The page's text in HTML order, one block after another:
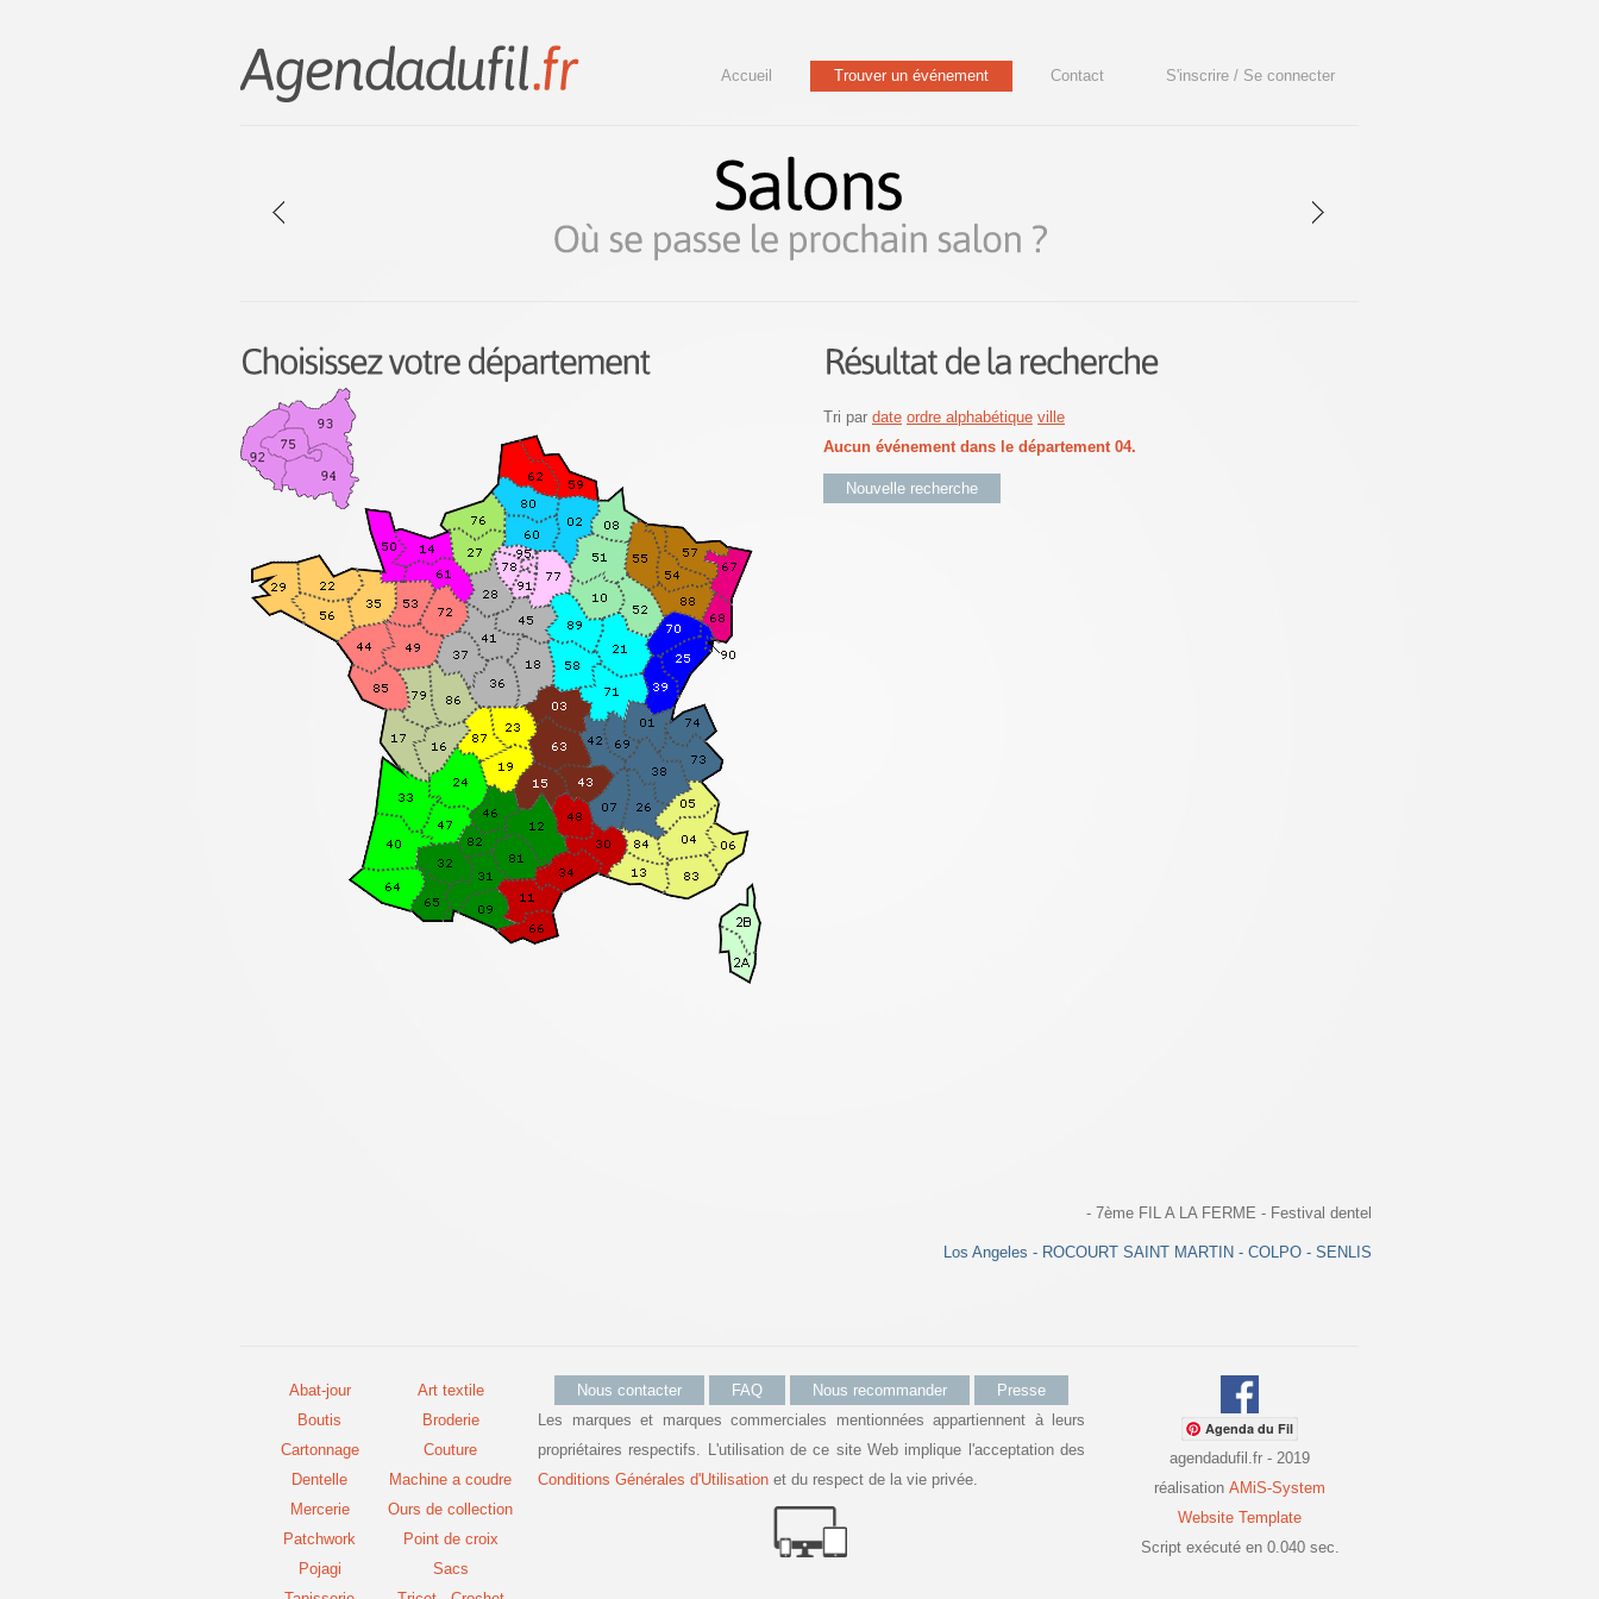
Accueil Trouver un événement Contact S'inscrire / Se connecter
Tri par date ordre alphabétique ville
Aucun événement dans le département 04.
Nouvelle recherche
- 7ème FIL A LA FERME - Festival dentellier de Colpo - Couvige de
Los Angeles - ROCOURT SAINT MARTIN - COLPO - SENLIS - CONNANTRE - MENDE -
Abat-jour
Art textile
Boutis
Broderie
Cartonnage
Couture
Dentelle
Machine a coudre
Mercerie
Ours de collection
Patchwork
Point de croix
Pojagi
Sacs
Nous contacter FAQ Nous recommander
Presse
Les marques et marques commerciales mentionnées appartiennent à leurs
propriétaires respectifs. L'utilisation de ce site Web implique l'acceptation des
Conditions Générales d'Utilisation et du respect de la vie privée.
Agenda du Fil
agendadufil.fr - 2019
réalisation AMiS-System
Website Template
Script exécuté en 0.040 sec.